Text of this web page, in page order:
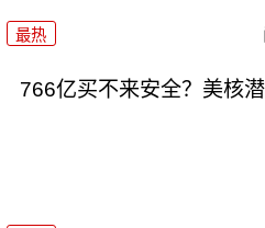
最热
766亿买不来安全？美核